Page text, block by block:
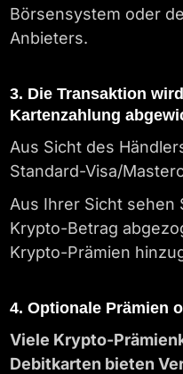
Börsensystem oder
Anbieters.
3. Die Transaktion
Kartenzahlung
Aus Sicht des
Standard-Visa/
Aus Ihrer Sicht sehen
Krypto-Betrag
Krypto-Prämien
4. Optionale Prämien
Viele Krypto-
Debitkarten bieten